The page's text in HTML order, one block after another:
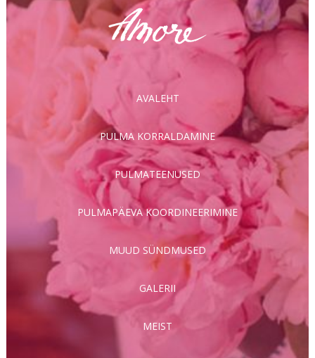
AVALEHT
PULMA KORRALDAMINE
PULMATEENUSED
PULMAPÄEVA KOORDINEERIMINE
MUUD SÜNDMUSED
GALERII
MEIST